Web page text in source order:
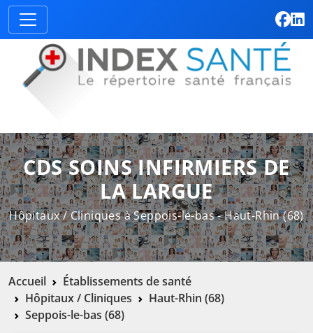
CDS SOINS INFIRMIERS DE
LA LARGUE
Hôpitaux / Cliniques à Seppois-le-bas - Haut-Rhin (68)
Accueil
Établissements de santé
Hôpitaux / Cliniques
Haut-Rhin (68)
Seppois-le-bas (68)